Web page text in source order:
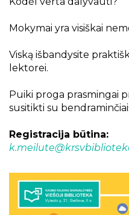
Mokymai yra visiškai
Viską išbandysite
lektorei.
Puiki proga prasmingai
susitikti su
Registracija būtina: